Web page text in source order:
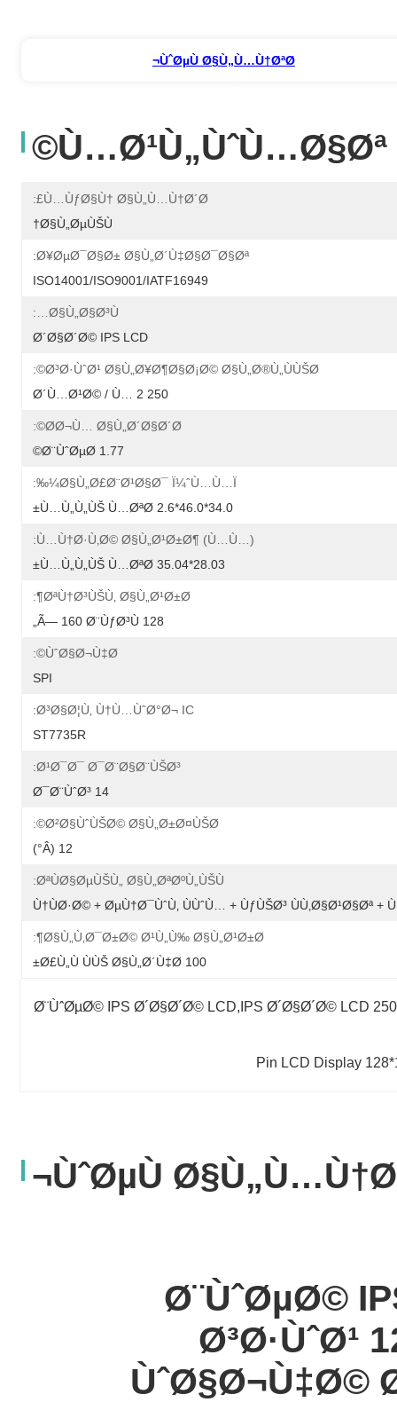
ÙˆØµÙ Ø§Ù„Ù…Ù†ØªØ¬
Ù…Ø¹Ù„ÙˆÙ…Ø§Øª
Ù…ÙƒØ§Ù† Ø§Ù„Ù…Ù†Ø´Ø£:
Ø§Ù„ØµÙŠÙ†
Ø¥ØµØ¯Ø§Ø± Ø§Ù„Ø´Ù‡Ø§Ø¯Ø§Øª:
ISO14001/ISO9001/IATF16949
Ø§Ù„Ø§Ø³Ù…:
Ø´Ø§Ø´Ø© IPS LCD
Ø³Ø·ÙˆØ¹ Ø§Ù„Ø¥Ø¶Ø§Ø¡Ø© Ø§Ù„Ø®Ù„ÙÙŠØ©:
250 Ø´Ù…Ø¹Ø© / Ù… 2
Ø­Ø¬Ù… Ø§Ù„Ø´Ø§Ø´Ø©:
1.77 Ø¨ÙˆØµØ©
Ø§Ù„Ø£Ø¨Ø¹Ø§Ø¯ Ï¼ˆÙ…Ù…ï¼‰:
34.0*46.0*2.6 Ù…Ù„Ù„ÙŠ Ù…ØªØ±
Ù…Ù†Ø·Ù‚Ø© Ø§Ù„Ø¹Ø±Ø¶ (Ù…Ù…):
28.03*35.04 Ù…Ù„Ù„ÙŠ Ù…ØªØ±
ØªÙ†Ø³ÙŠÙ‚ Ø§Ù„Ø¹Ø±Ø¶:
128 Ã— 160 Ø¨ÙƒØ³Ù„
ÙˆØ§Ø¬Ù‡Ø©:
SPI
Ø³Ø§Ø¦Ù‚ Ù†Ù…ÙˆØ°Ø¬ IC:
ST7735R
Ø¹Ø¯Ø¯ Ø¯Ø¨Ø§Ø¨ÙŠØ³:
14 Ø¯Ø¨ÙˆØ³
Ø²Ø§ÙˆÙŠØ© Ø§Ù„Ø±Ø¤ÙŠØ©:
12 (Â°)
ØªÙØ§ØµÙŠÙ„ Ø§Ù„ØªØºÙ„ÙŠÙ:
Ù†ÙØ·Ø© + ØµÙ†Ø¯ÙˆÙ‚ ÙÙˆÙ… + ÙƒÙŠØ³
Ø§Ù„Ù‚Ø¯Ø±Ø© Ø¹Ù„Ù‰ Ø§Ù„Ø¹Ø±Ø¶:
100 Ø£Ù„Ù ÙÙŠ Ø§Ù„Ø´Ù‡Ø±
1.77 Ø¨ÙˆØµØ© IPS Ø´Ø§Ø´Ø© LCD,IPS Ø´Ø§Ø´Ø© LCD
ÙˆØµÙ
1.77
Ø³Ø·ÙˆØ¹
ÙˆØ§Ø¬Ù‡Ø©